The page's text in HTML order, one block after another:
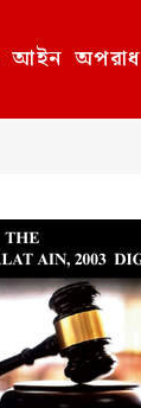
আইন অপরাধ